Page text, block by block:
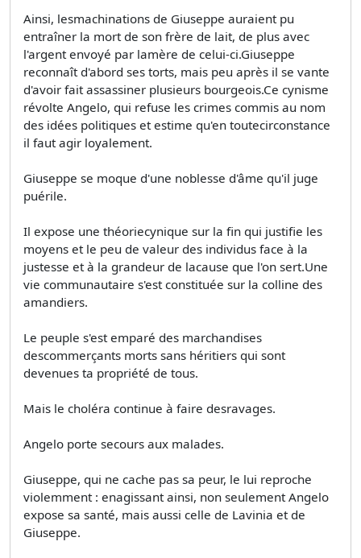
Ainsi, lesmachinations de Giuseppe auraient pu
entraîner la mort de son frère de lait, de plus avec
l'argent envoyé par lamère de celui-ci.Giuseppe
reconnaît d'abord ses torts, mais peu après il se vante
d'avoir fait assassiner plusieurs bourgeois.Ce cynisme
révolte Angelo, qui refuse les crimes commis au nom
des idées politiques et estime qu'en toutecirconstance
il faut agir loyalement.
Giuseppe se moque d'une noblesse d'âme qu'il juge
puérile.
Il expose une théoriecynique sur la fin qui justifie les
moyens et le peu de valeur des individus face à la
justesse et à la grandeur de lacause que l'on sert.Une
vie communautaire s'est constituée sur la colline des
amandiers.
Le peuple s'est emparé des marchandises
descommerçants morts sans héritiers qui sont
devenues ta propriété de tous.
Mais le choléra continue à faire desravages.
Angelo porte secours aux malades.
Giuseppe, qui ne cache pas sa peur, le lui reproche
violemment : enagissant ainsi, non seulement Angelo
expose sa santé, mais aussi celle de Lavinia et de
Giuseppe.